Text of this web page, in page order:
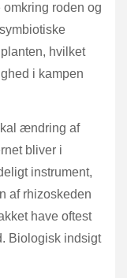
roden og
hvilket
i kampen
ændring af
bliver i
instrument,
af rhizoskeden
have oftest
Biologisk indsigt